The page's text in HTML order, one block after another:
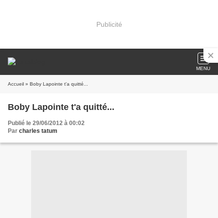
Publicité
MENU
Accueil » Boby Lapointe t'a quitté...
Boby Lapointe t'a quitté...
Publié le 29/06/2012 à 00:02
Par charles tatum